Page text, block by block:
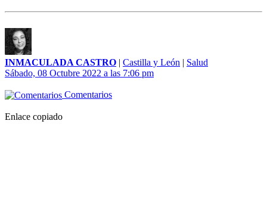
INMACULADA CASTRO | Castilla y León | Salud
Sábado, 08 Octubre 2022 a las 7:06 pm
Comentarios
Enlace copiado